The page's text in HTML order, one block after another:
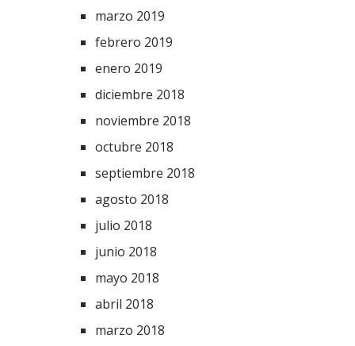
marzo 2019
febrero 2019
enero 2019
diciembre 2018
noviembre 2018
octubre 2018
septiembre 2018
agosto 2018
julio 2018
junio 2018
mayo 2018
abril 2018
marzo 2018